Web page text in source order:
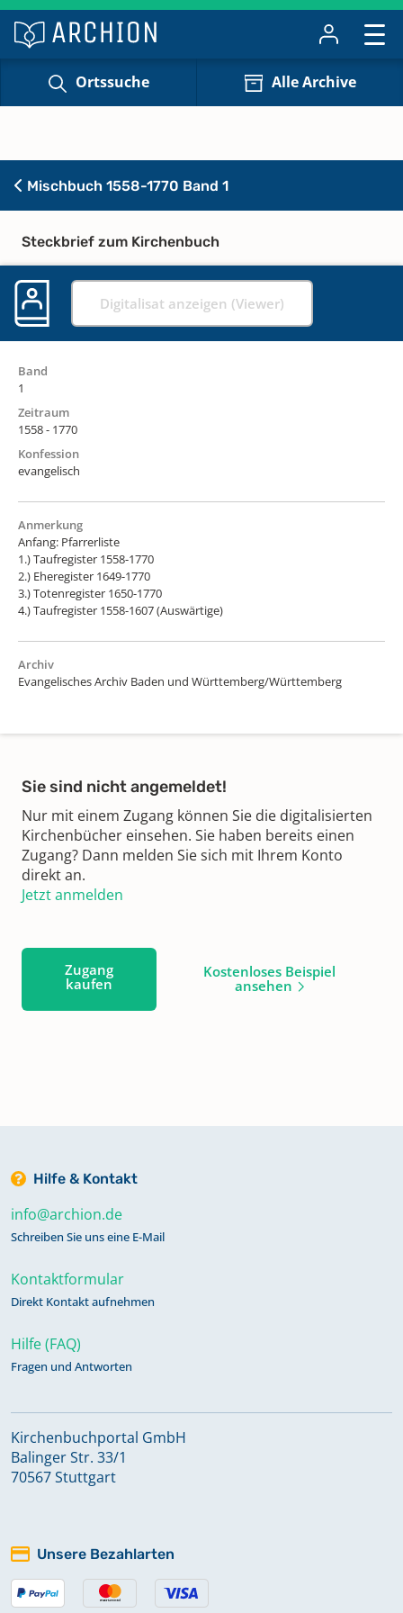
Ortssuche Alle Archive
Mischbuch 1558-1770 Band 1
Steckbrief zum Kirchenbuch
Digitalisat anzeigen (Viewer)
Band
1
Zeitraum
1558 - 1770
Konfession
evangelisch
Anmerkung
Anfang: Pfarrerliste
1.) Taufregister 1558-1770
2.) Eheregister 1649-1770
3.) Totenregister 1650-1770
4.) Taufregister 1558-1607 (Auswärtige)
Archiv
Evangelisches Archiv Baden und Württemberg/Württemberg
Sie sind nicht angemeldet!
Nur mit einem Zugang können Sie die digitalisierten
Kirchenbücher einsehen. Sie haben bereits einen
Zugang? Dann melden Sie sich mit Ihrem Konto
direkt an.
Jetzt anmelden
Zugang
kaufen
Kostenloses Beispiel
ansehen
Hilfe & Kontakt
info@archion.de
Schreiben Sie uns eine E-Mail
Kontaktformular
Direkt Kontakt aufnehmen
Hilfe (FAQ)
Fragen und Antworten
Kirchenbuchportal GmbH
Balinger Str. 33/1
70567 Stuttgart
Unsere Bezahlarten